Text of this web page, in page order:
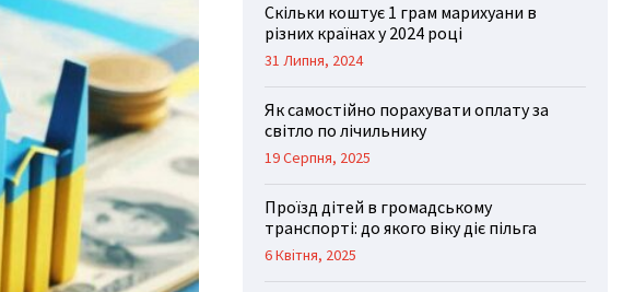
Скільки коштує 1 грам марихуани в
різних країнах у 2024 році
31 Липня, 2024
Як самостійно порахувати оплату за
світло по лічильнику
19 Серпня, 2025
Проїзд дітей в громадському
транспорті: до якого віку діє пільга
6 Квітня, 2025